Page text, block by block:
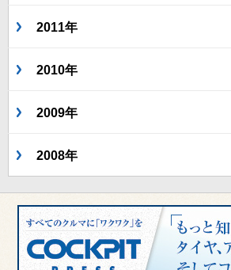
2011年
2010年
2009年
2008年